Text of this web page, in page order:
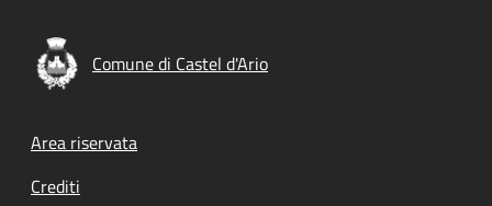
Comune di Castel d'Ario
Footer menu
Area riservata
Crediti